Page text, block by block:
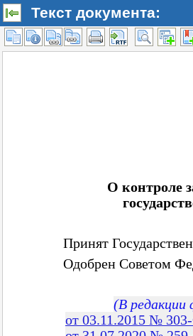
Текст документа: